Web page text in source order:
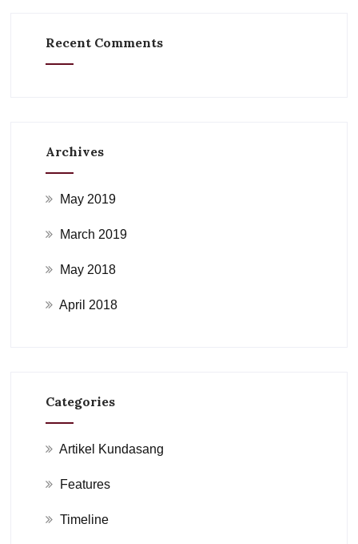
Recent Comments
Archives
May 2019
March 2019
May 2018
April 2018
Categories
Artikel Kundasang
Features
Timeline